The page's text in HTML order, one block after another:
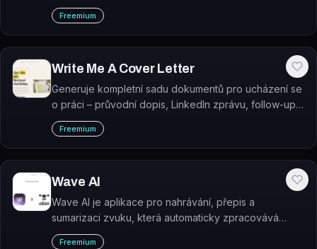
výkonu zaměstnanců, rozvojových plánů a obchodní
korespondence.
Freemium
Write Me A Cover Letter
Generuje kompletní sadu dokumentů pro ucházení se
o práci – průvodní dopis, LinkedIn zprávu, follow-up
e-mail, poděkování a přípravu na pohovor – na
základě URL pracovní nabídky.
Freemium
Wave AI
Wave AI je aplikace pro nahrávání, přepis a
sumarizaci zvuku, která automaticky zpracovává
schůzky, telefonáty, přednášky i hlasové poznámky.
Freemium